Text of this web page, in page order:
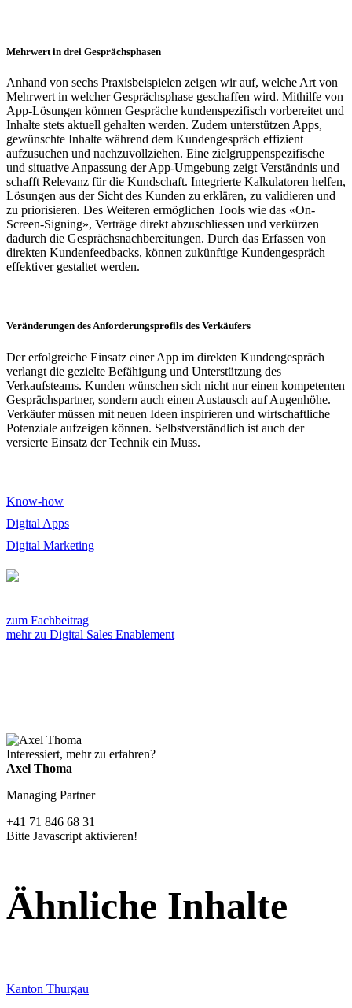
Mehrwert in drei Gesprächsphasen
Anhand von sechs Praxisbeispielen zeigen wir auf, welche Art von
Mehrwert in welcher Gesprächsphase geschaffen wird. Mithilfe von
App-Lösungen können Gespräche kundenspezifisch vorbereitet und
Inhalte stets aktuell gehalten werden. Zudem unterstützen Apps,
gewünschte Inhalte während dem Kundengespräch effizient
aufzusuchen und nachzuvollziehen. Eine zielgruppenspezifische
und situative Anpassung der App-Umgebung zeigt Verständnis und
schafft Relevanz für die Kundschaft. Integrierte Kalkulatoren helfen,
Lösungen aus der Sicht des Kunden zu erklären, zu validieren und
zu priorisieren. Des Weiteren ermöglichen Tools wie das «On-
Screen-Signing», Verträge direkt abzuschliessen und verkürzen
dadurch die Gesprächsnachbereitungen. Durch das Erfassen von
direkten Kundenfeedbacks, können zukünftige Kundengespräch
effektiver gestaltet werden.
Veränderungen des Anforderungsprofils des Verkäufers
Der erfolgreiche Einsatz einer App im direkten Kundengespräch
verlangt die gezielte Befähigung und Unterstützung des
Verkaufsteams. Kunden wünschen sich nicht nur einen kompetenten
Gesprächspartner, sondern auch einen Austausch auf Augenhöhe.
Verkäufer müssen mit neuen Ideen inspirieren und wirtschaftliche
Potenziale aufzeigen können. Selbstverständlich ist auch der
versierte Einsatz der Technik ein Muss.
Know-how
Digital Apps
Digital Marketing
zum Fachbeitrag
mehr zu Digital Sales Enablement
Interessiert, mehr zu erfahren?
Axel Thoma
Managing Partner
+41 71 846 68 31
Bitte Javascript aktivieren!
Ähnliche Inhalte
Kanton Thurgau